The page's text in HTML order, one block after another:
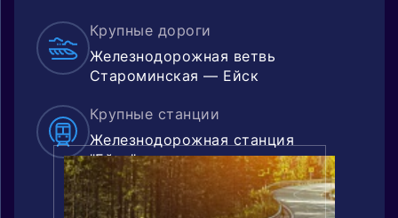
Крупные дороги
Железнодорожная ветвь
Староминская — Ейск
Крупные станции
Железнодорожная станция
"Ейск"